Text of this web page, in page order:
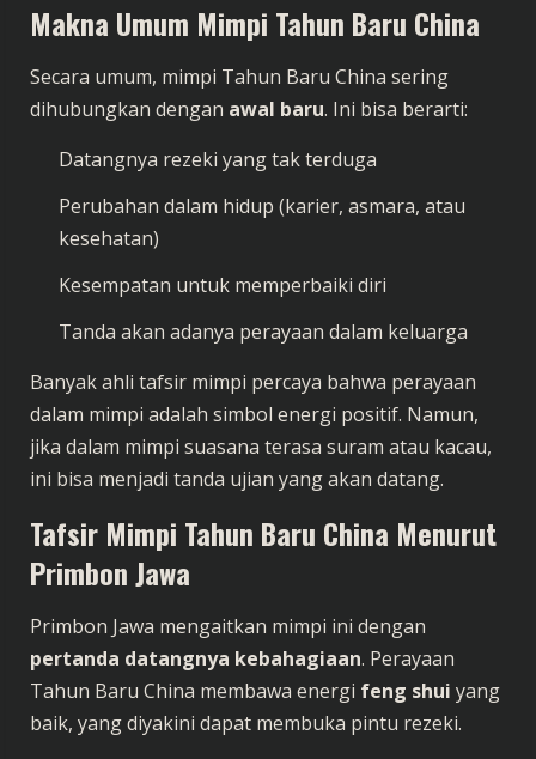
Makna Umum Mimpi Tahun Baru China
Secara umum, mimpi Tahun Baru China sering
dihubungkan dengan awal baru. Ini bisa berarti:
Datangnya rezeki yang tak terduga
Perubahan dalam hidup (karier, asmara, atau
kesehatan)
Kesempatan untuk memperbaiki diri
Tanda akan adanya perayaan dalam keluarga
Banyak ahli tafsir mimpi percaya bahwa perayaan
dalam mimpi adalah simbol energi positif. Namun,
jika dalam mimpi suasana terasa suram atau kacau,
ini bisa menjadi tanda ujian yang akan datang.
Tafsir Mimpi Tahun Baru China Menurut
Primbon Jawa
Primbon Jawa mengaitkan mimpi ini dengan
pertanda datangnya kebahagiaan. Perayaan
Tahun Baru China membawa energi feng shui yang
baik, yang diyakini dapat membuka pintu rezeki.